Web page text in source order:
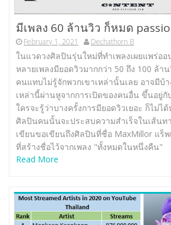
มีเพลง 60 ล้านวิว ก็หมด
February 1, 2021 Dechathorn B
ในแวดวงศิลปินรุ่นใหม่ที่ทำเพลงเผยแพร่อ
หลายเพลงมียอดวิวมากกว่า 50 ถึง 100 ล้า
คนแทบไม่รู้จักพวกเขาเหล่านั้นเลย อาจมีบ้า
เหล่านี้ผ่านหูจากการเปิดของคนอื่น ขึ้นอยู่กั
ใครจะรู้ว่าบางครั้งการมียอดวิวเยอะ ก็ไม่ไ
ศิลปินคนนั้นจะประสบความสำเร็จในเส้นท
เขียนขอเขียนถึงศิลปินที่ชื่อ MaxMillor แร็
ที่สร้างชื่อไว้จากเพลง "ทั้งหมดในหนึ่งคืน"
Read More